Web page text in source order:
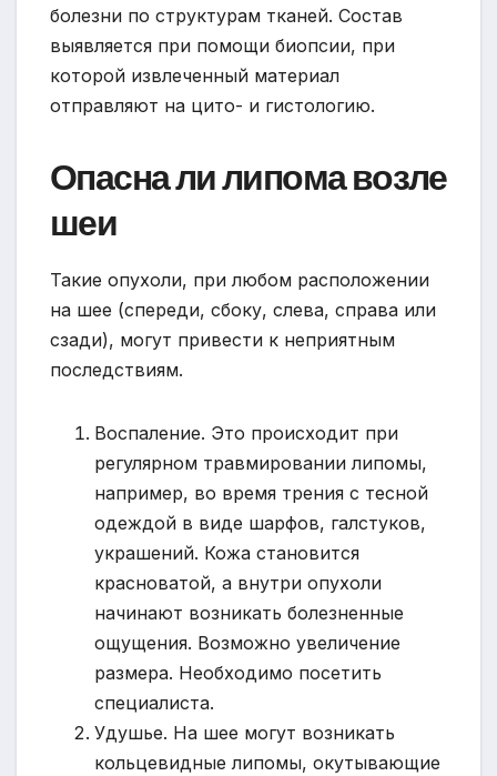
болезни по структурам тканей. Состав
выявляется при помощи биопсии, при
которой извлеченный материал
отправляют на цито- и гистологию.
Опасна ли липома возле
шеи
Такие опухоли, при любом расположении
на шее (спереди, сбоку, слева, справа или
сзади), могут привести к неприятным
последствиям.
Воспаление. Это происходит при
регулярном травмировании липомы,
например, во время трения с тесной
одеждой в виде шарфов, галстуков,
украшений. Кожа становится
красноватой, а внутри опухоли
начинают возникать болезненные
ощущения. Возможно увеличение
размера. Необходимо посетить
специалиста.
Удушье. На шее могут возникать
кольцевидные липомы, окутывающие